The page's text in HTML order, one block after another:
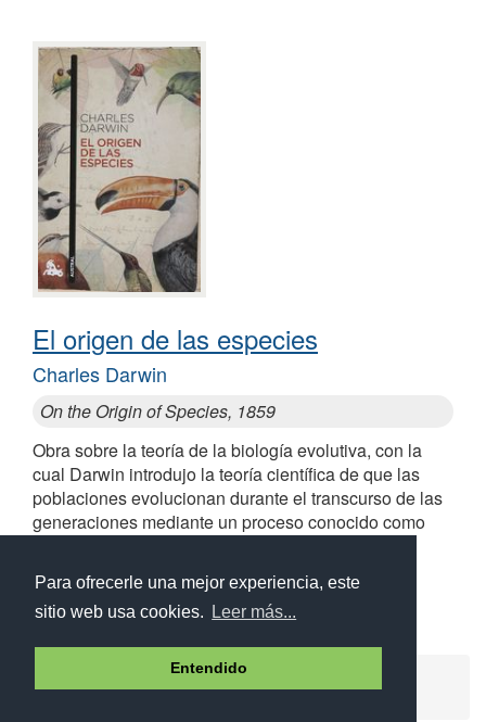
Para ofrecerle una mejor experiencia, este
sitio web usa cookies.
Leer más...
Entendido
El origen de las especies
Charles Darwin
On the Origin of Species, 1859
Obra sobre la teoría de la biología evolutiva, con la
cual Darwin introdujo la teoría científica de que las
poblaciones evolucionan durante el transcurso de las
generaciones mediante un proceso conocido como
Similares a El origen de las especies
Aviso legal
Política de privacidad